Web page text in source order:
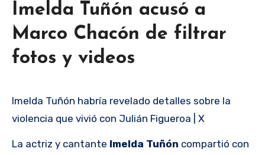
Imelda Tuñón acusó a
Marco Chacón de filtrar
fotos y videos
Imelda Tuñón habría revelado detalles sobre la
violencia que vivió con Julián Figueroa | X
La actriz y cantante Imelda Tuñón compartió con